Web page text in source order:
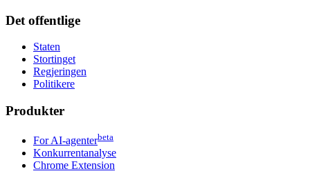
Det offentlige
Staten
Stortinget
Regjeringen
Politikere
Produkter
For AI-agenterbeta
Konkurrentanalyse
Chrome Extension